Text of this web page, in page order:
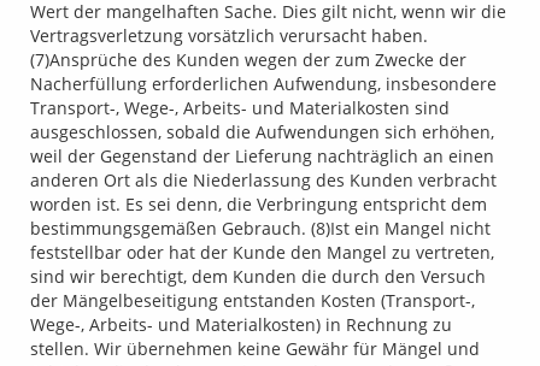
Wert der mangelhaften Sache. Dies gilt nicht, wenn wir die
Vertragsverletzung vorsätzlich verursacht haben.
(7)Ansprüche des Kunden wegen der zum Zwecke der
Nacherfüllung erforderlichen Aufwendung, insbesondere
Transport-, Wege-, Arbeits- und Materialkosten sind
ausgeschlossen, sobald die Aufwendungen sich erhöhen,
weil der Gegenstand der Lieferung nachträglich an einen
anderen Ort als die Niederlassung des Kunden verbracht
worden ist. Es sei denn, die Verbringung entspricht dem
bestimmungsgemäßen Gebrauch. (8)Ist ein Mangel nicht
feststellbar oder hat der Kunde den Mangel zu vertreten,
sind wir berechtigt, dem Kunden die durch den Versuch
der Mängelbeseitigung entstanden Kosten (Transport-,
Wege-, Arbeits- und Materialkosten) in Rechnung zu
stellen. Wir übernehmen keine Gewähr für Mängel und